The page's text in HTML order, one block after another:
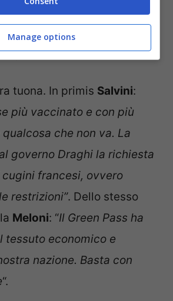
tuona. In primis Salvini:
più vaccinato e con più
qualcosa che non va. La
governo Draghi la richiesta
francesi, ovvero
restrizioni”. Dello stesso
Meloni: “Il Green Pass ha
tessuto economico e
nazione. Basta con
“.
Manage options